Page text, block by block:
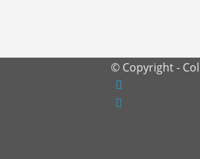
© Copyright -